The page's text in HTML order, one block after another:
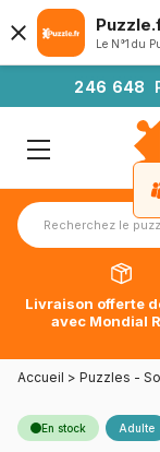
246 648
Livraison offerte
avec Mondial
Accueil > Puzzles -
En stock Adulte
Le N°1 du